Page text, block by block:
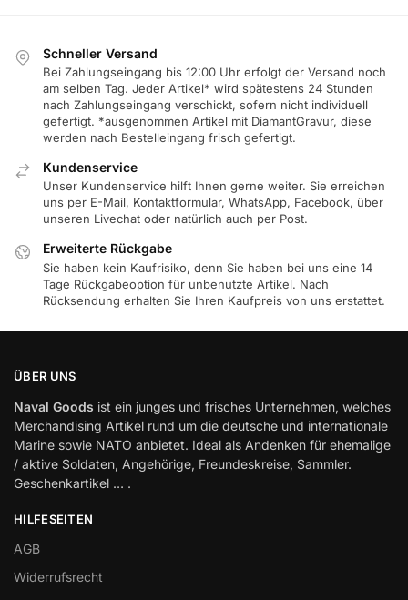
Schneller Versand
Bei Zahlungseingang bis 12:00 Uhr erfolgt der Versand noch
am selben Tag. Jeder Artikel* wird spätestens 24 Stunden
nach Zahlungseingang verschickt, sofern nicht individuell
gefertigt. *ausgenommen Artikel mit DiamantGravur, diese
werden nach Bestelleingang frisch gefertigt.
Kundenservice
Unser Kundenservice hilft Ihnen gerne weiter. Sie erreichen
uns per E-Mail, Kontaktformular, WhatsApp, Facebook, über
unseren Livechat oder natürlich auch per Post.
Erweiterte Rückgabe
Sie haben kein Kaufrisiko, denn Sie haben bei uns eine 14
Tage Rückgabeoption für unbenutzte Artikel. Nach
Rücksendung erhalten Sie Ihren Kaufpreis von uns erstattet.
ÜBER UNS
Naval Goods ist ein junges und frisches Unternehmen, welches
Merchandising Artikel rund um die deutsche und internationale
Marine sowie NATO anbietet. Ideal als Andenken für ehemalige
/ aktive Soldaten, Angehörige, Freundeskreise, Sammler.
Geschenkartikel … .
HILFESEITEN
AGB
Widerrufsrecht